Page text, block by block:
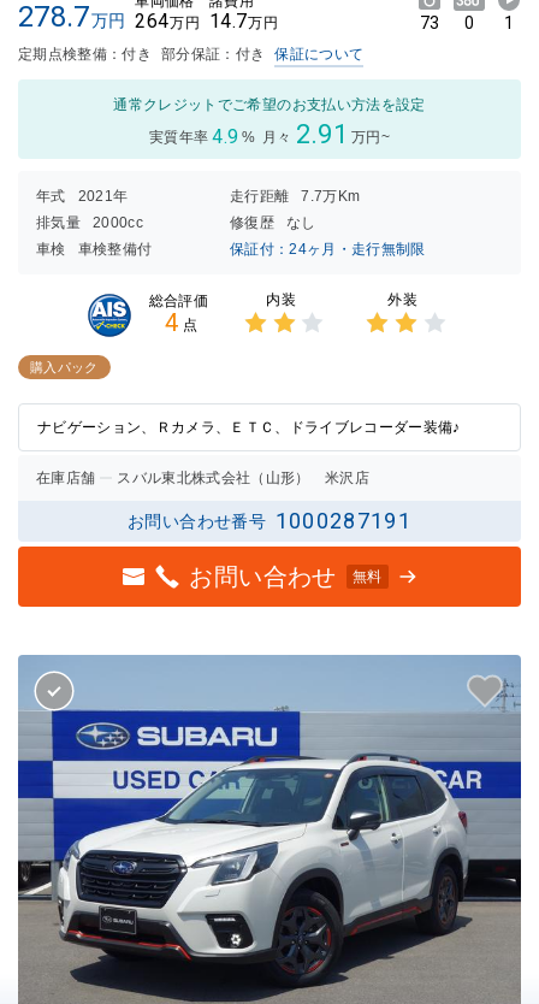
278.7万円 264万円 14.7万円 73 0 1
定期点検整備：付き 部分保証：付き 保証について
通常クレジットでご希望のお支払い方法を設定
実質年率 4.9 % 月々 2.91 万円~
年式 2021年 走行距離
7.7万Km
排気量
2000cc 修復歴
なし
車検
車検整備付 保証付：24ヶ月・走行無制限
総合評価
4 点
内装 外装
購入パック
ナビゲーション、Ｒカメラ、ＥＴＣ、ドライブレコーダー装備♪
在庫店舗 スバル東北株式会社（山形） 米沢店
お問い合わせ番号 1000287191
お問い合わせ 無料